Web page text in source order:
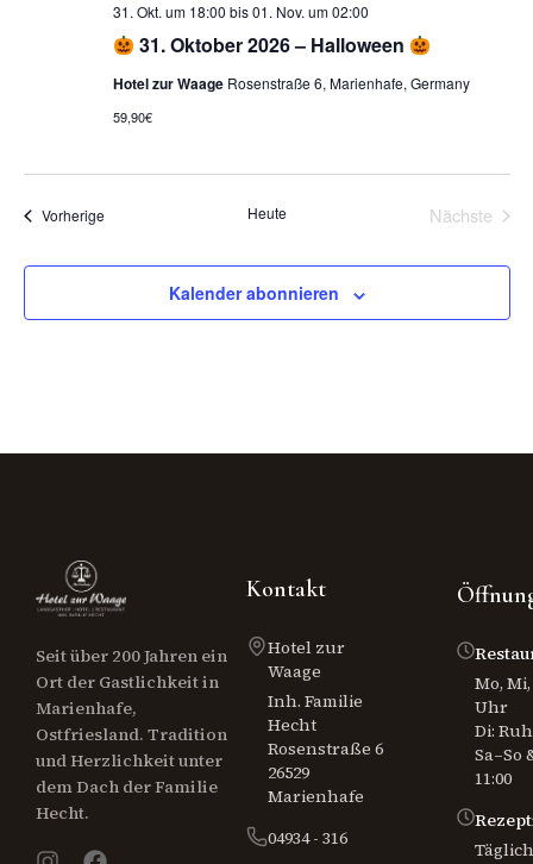
31. Oktober 2026 – Halloween
31. Okt. um 18:00 bis01. Nov. um 02:00
Hotel zur Waage Rosenstraße 6, Marienhafe, Germany
59,90€
VorherigeVeranstaltungen Heute
Nächste
Kalender abonnieren
Seit über 200 Jahren ein
Ort der Gastlichkeit in
Marienhafe,
Ostfriesland. Tradition
und Herzlichkeit unter
dem Dach der Familie
Hecht.
Kontakt
Hotel zur
Waage
Inh. Familie
Hecht
Rosenstraße 6
26529
Marienhafe
04934 - 316
Mo, Mi,
Uhr
Di:
Sa–So
11:00